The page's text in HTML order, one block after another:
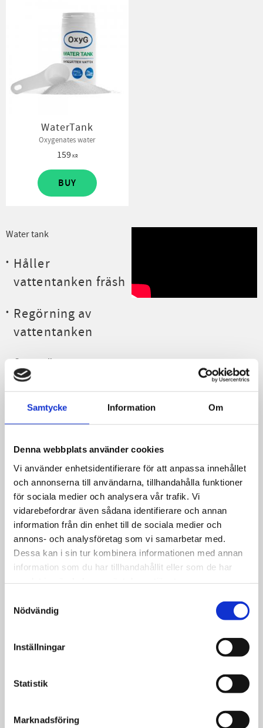
Samtycke Information Om
Denna webbplats använder cookies
Vi använder enhetsidentifierare för att anpassa innehållet
och annonserna till användarna, tillhandahålla funktioner
för sociala medier och analysera vår trafik. Vi
vidarebefordrar även sådana identifierare och annan
information från din enhet till de sociala medier och
annons- och analysföretag som vi samarbetar med.
Dessa kan i sin tur kombinera informationen med annan
information som du har tillhandahållit eller som de har
Nödvändig
Inställningar
Statistik
Marknadsföring
WaterTank
Oxygenates water
159KR
BUY
Water tank
Håller
vattentanken fräsh
Regörning av
vattentanken
Syresätter vatten
Water Tank är en produkt till
vattentankar för att syresätta
vattentankar med syre för att
förhidra biofilm. OxyG
använder Natriumperkarbonat,
en typ av salt för att syresätta
vattnet som också är en känd
metod för vattenrening, Vi
tycker att syre är en bättre och
mer miljövänligt sätt än att
använda någon typ av klor.
Vid vattentankregöring, fyll upp
nedan, fyll upp slangar och
i minst 6 timmar. Töm tanken
ledningarna.
vattentank:1 mått per 25l